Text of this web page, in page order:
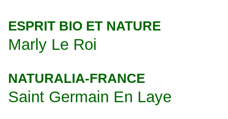
ESPRIT BIO ET NATURE
Marly Le Roi
NATURALIA-FRANCE
Saint Germain En Laye